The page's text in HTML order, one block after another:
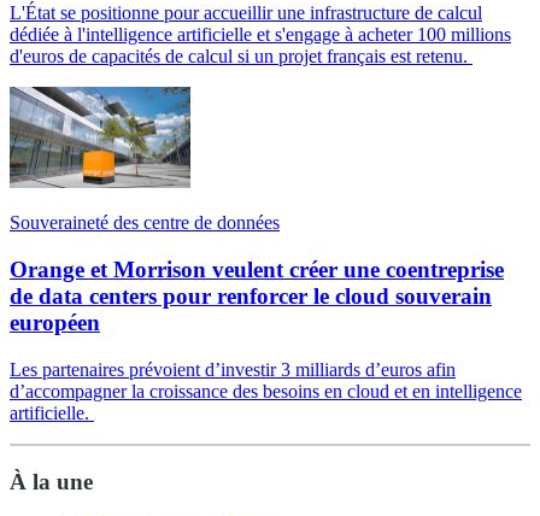
L'État se positionne pour accueillir une infrastructure de calcul
dédiée à l'intelligence artificielle et s'engage à acheter 100 millions
d'euros de capacités de calcul si un projet français est retenu.
Souveraineté des centre de données
Orange et Morrison veulent créer une coentreprise
de data centers pour renforcer le cloud souverain
européen
Les partenaires prévoient d’investir 3 milliards d’euros afin
d’accompagner la croissance des besoins en cloud et en intelligence
artificielle.
À la une